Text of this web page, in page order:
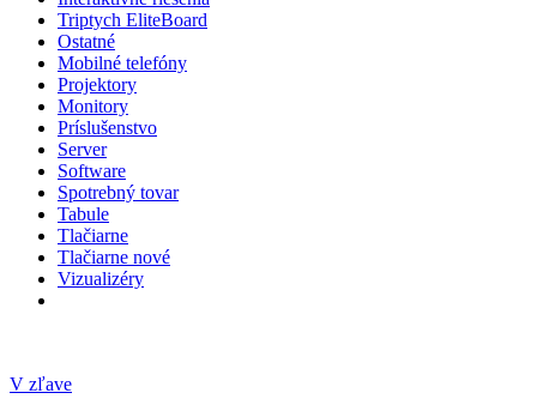
Triptych EliteBoard
Ostatné
Mobilné telefóny
Projektory
Monitory
Príslušenstvo
Server
Software
Spotrebný tovar
Tabule
Tlačiarne
Tlačiarne nové
Vizualizéry
V zľave